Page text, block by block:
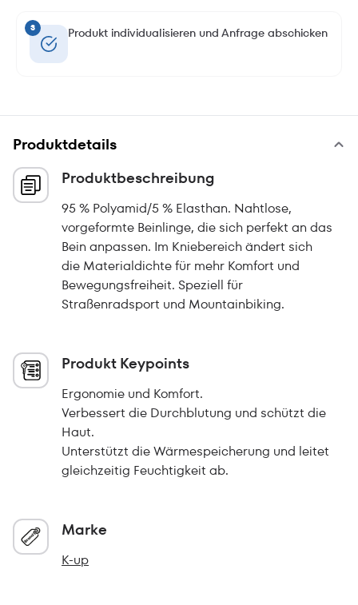
3 Produkt individualisieren und Anfrage abschicken
Produktdetails
Produktbeschreibung
95 % Polyamid/5 % Elasthan. Nahtlose,
vorgeformte Beinlinge, die sich perfekt an das
Bein anpassen. Im Kniebereich ändert sich
die Materialdichte für mehr Komfort und
Bewegungsfreiheit. Speziell für
Straßenradsport und Mountainbiking.
Produkt Keypoints
Ergonomie und Komfort.
Verbessert die Durchblutung und schützt die
Haut.
Unterstützt die Wärmespeicherung und leitet
gleichzeitig Feuchtigkeit ab.
Marke
K-up